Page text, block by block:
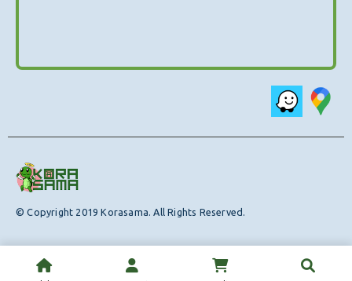
© Copyright 2019 Korasama. All Rights Reserved.